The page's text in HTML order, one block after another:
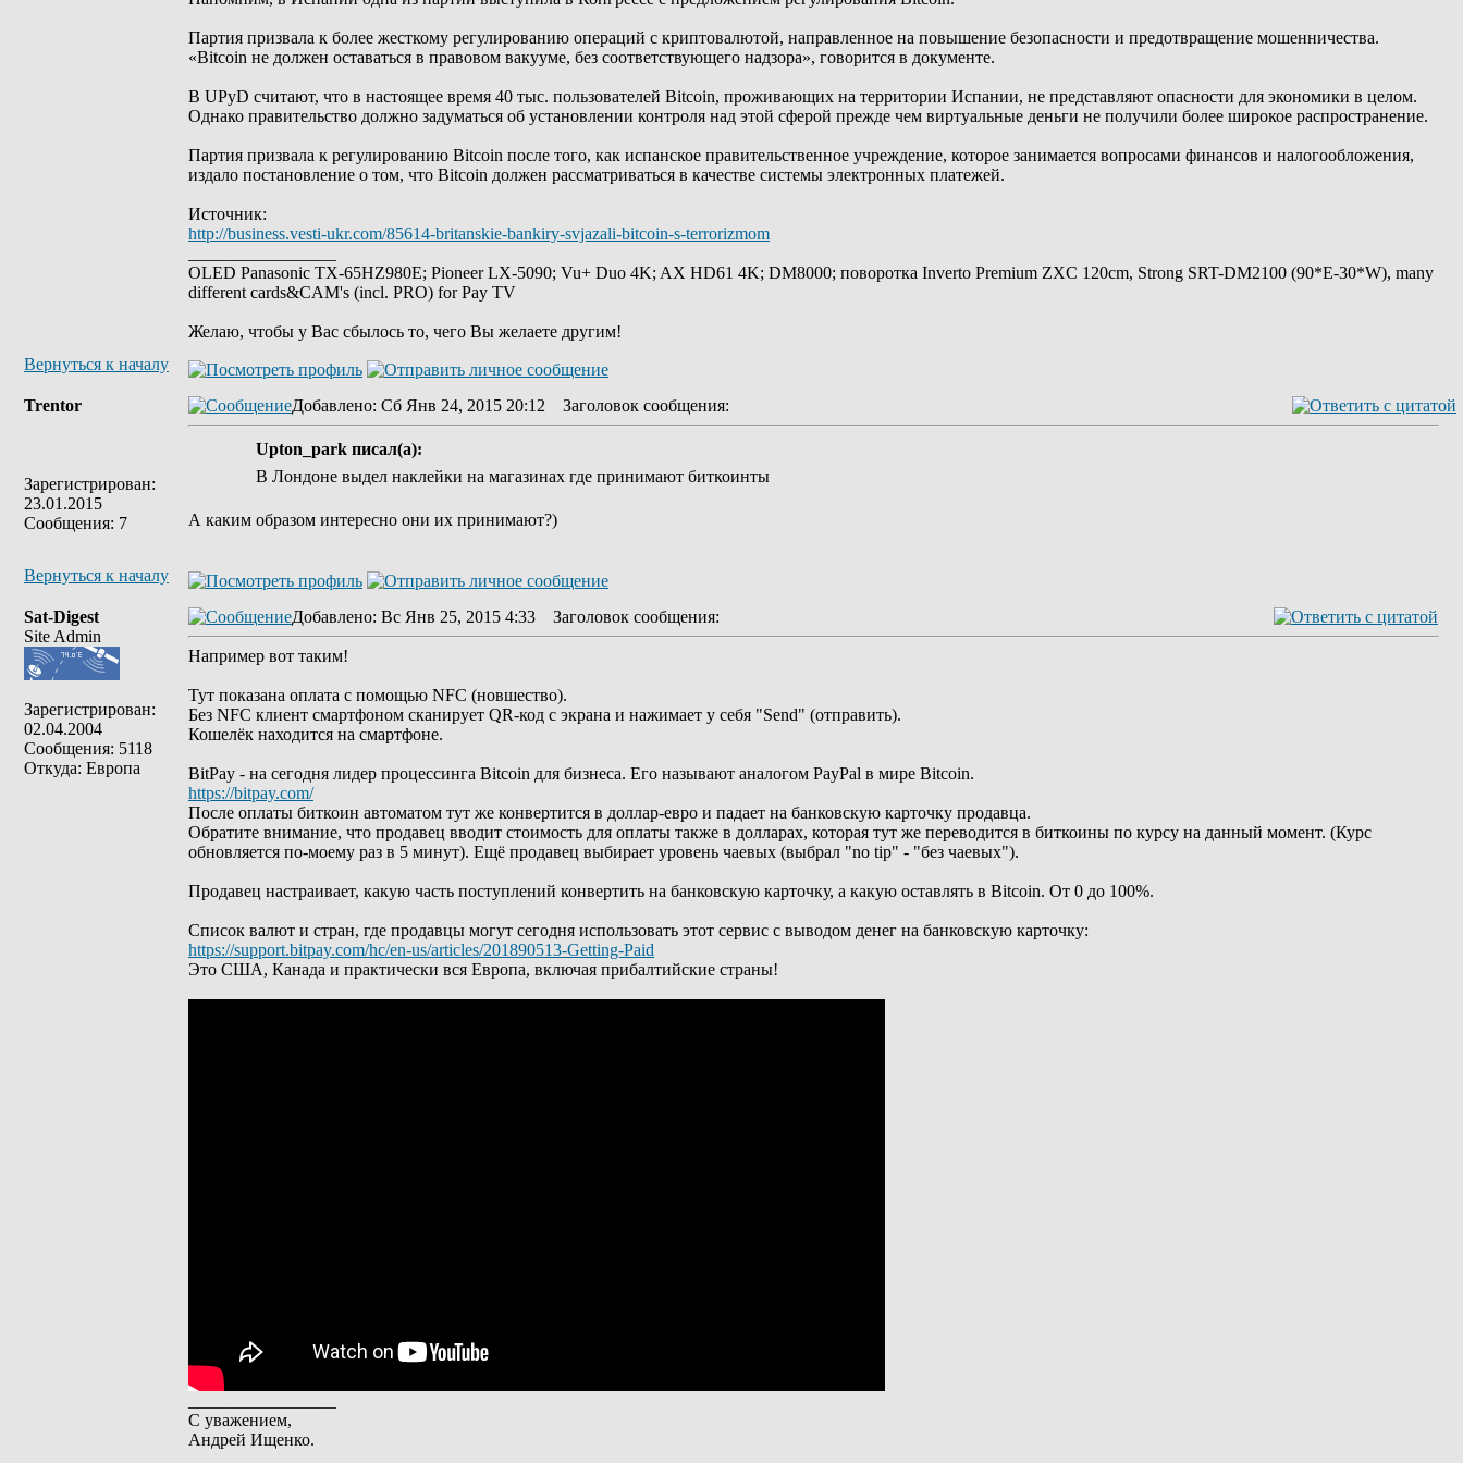
Партия призвала к более жесткому регулированию операций с криптовалютой, направленное на повышение безопасности и предотвращение мошенничества.
«Bitcoin не должен оставаться в правовом вакууме, без соответствующего надзора», говорится в документе.
В UPyD считают, что в настоящее время 40 тыс. пользователей Bitcoin, проживающих на территории Испании, не представляют опасности для экономики в целом.
Однако правительство должно задуматься об установлении контроля над этой сферой прежде чем виртуальные деньги не получили более широкое распространение.
Партия призвала к регулированию Bitcoin после того, как испанское правительственное учреждение, которое занимается вопросами финансов и налогообложения,
издало постановление о том, что Bitcoin должен рассматриваться в качестве системы электронных платежей.
Источник:
http://business.vesti-ukr.com/85614-britanskie-bankiry-svjazali-bitcoin-s-terrorizmom
OLED Panasonic TX-65HZ980E; Pioneer LX-5090; Vu+ Duo 4K; AX HD61 4K; DM8000; поворотка Inverto Premium ZXC 120cm, Strong SRT-DM2100 (90*E-30*W), many
different cards&CAM's (incl. PRO) for Pay TV
Желаю, чтобы у Вас сбылось то, чего Вы желаете другим!
Вернуться к началу
Trentor
Зарегистрирован:
23.01.2015
Сообщения: 7
Добавлено: Сб Янв 24, 2015 20:12 Заголовок сообщения:
Upton_park писал(а):
В Лондоне выдел наклейки на магазинах где принимают биткоинты
А каким образом интересно они их принимают?)
Вернуться к началу
Sat-Digest
Site Admin
Зарегистрирован:
02.04.2004
Сообщения: 5118
Откуда: Европа
Добавлено: Вс Янв 25, 2015 4:33 Заголовок сообщения:
Например вот таким!
Тут показана оплата с помощью NFC (новшество).
Без NFC клиент смартфоном сканирует QR-код с экрана и нажимает у себя "Send" (отправить).
Кошелёк находится на смартфоне.
BitPay - на сегодня лидер процессинга Bitcoin для бизнеса. Его называют аналогом PayPal в мире Bitcoin.
https://bitpay.com/
После оплаты биткоин автоматом тут же конвертится в доллар-евро и падает на банковскую карточку продавца.
Обратите внимание, что продавец вводит стоимость для оплаты также в долларах, которая тут же переводится в биткоины по курсу на данный момент. (Курс
обновляется по-моему раз в 5 минут). Ещё продавец выбирает уровень чаевых (выбрал "no tip" - "без чаевых").
Продавец настраивает, какую часть поступлений конвертить на банковскую карточку, а какую оставлять в Bitcoin. От 0 до 100%.
Список валют и стран, где продавцы могут сегодня использовать этот сервис с выводом денег на банковскую карточку:
https://support.bitpay.com/hc/en-us/articles/201890513-Getting-Paid
Это США, Канада и практически вся Европа, включая прибалтийские страны!
С уважением,
Андрей Ищенко.